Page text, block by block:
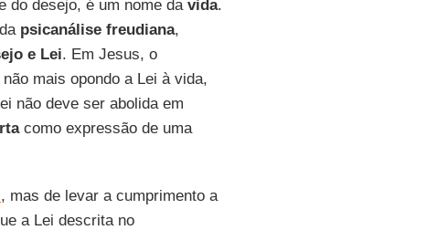
do desejo, é um nome da vida.
psicanálise freudiana,
e Lei. Em Jesus, o
mais opondo a Lei à vida,
não deve ser abolida em
como expressão de uma
, mas de levar a cumprimento a
a Lei descrita no